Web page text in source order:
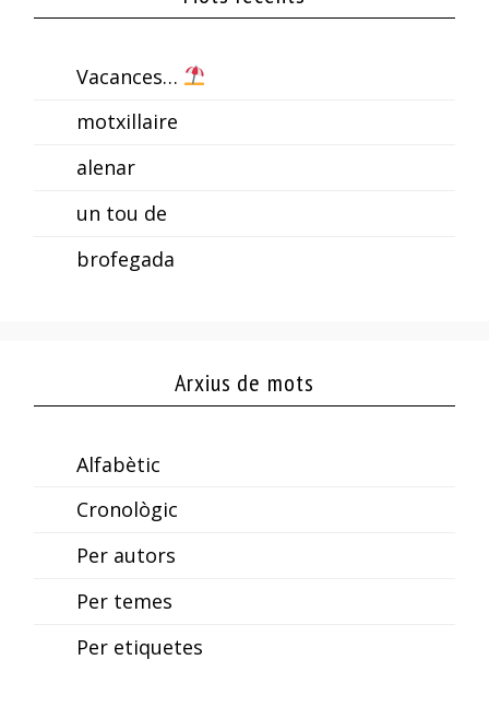
Vacances…
motxillaire
alenar
un tou de
brofegada
Arxius de mots
Alfabètic
Cronològic
Per autors
Per temes
Per etiquetes